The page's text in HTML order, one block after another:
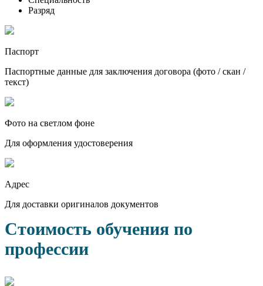
Разряд
Паспорт
Паспортные данные для заключения договора (фото / скан /
текст)
Фото на светлом фоне
Для оформления удостоверения
Адрес
Для доставки оригиналов документов
Стоимость обучения по
профессии